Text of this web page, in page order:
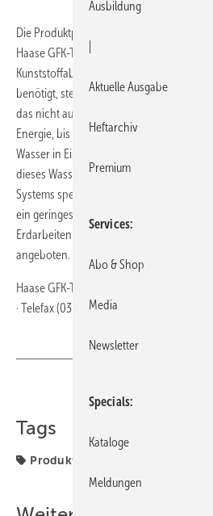
Die Produktpalette für eine nachhaltige
Haase GFK-Technik jetzt mit einer
Kunststoffabsorber und einem
benötigt, stellt diese zunächst der
das nicht aus, entzieht die Wärmepumpe
Energie, bis es zu Eis gefriert. Für die
Wasser in Eis wird genauso viel Wärme
dieses Wassers auf 80 °C. Das System
Systems speichert das Eis in
ein geringes Gewicht haben und einfach
Erdarbeiten werden zu einem Festpreis
angeboten.
Haase GFK-Technik · 01900
· Telefax (03 59 52) 3 55-33 ·
Tags
Produkte
Ausbildung
Aktuelle Ausgabe
Heftarchiv
Premium
Services
Abo & Shop
Media
Newsletter
Specials
Kataloge
Meldungen